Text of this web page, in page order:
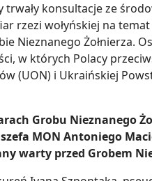
konsultacje ze
rzezi wołyńskiej na
Nieznanego Żołnierza.
w których Polacy
(UON) i Ukraińskiej
Grobu Nieznanego
MON Antoniego
warty przed Grobem